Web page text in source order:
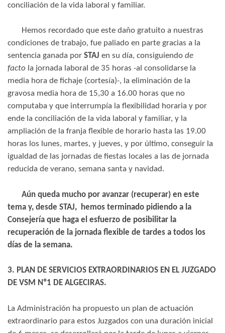
conciliación de la vida laboral y familiar.
Hemos recordado que este daño gratuito a nuestras
condiciones de trabajo, fue paliado en parte gracias a la
sentencia ganada por STAJ en su día, consiguiendo de
facto la jornada laboral de 35 horas -al consolidarse la
media hora de fichaje (cortesía)-, la eliminación de la
gravosa media hora de 15,30 a 16.00 horas que no
computaba y que interrumpía la flexibilidad horaria y por
ende la conciliación de la vida laboral y familiar, y la
ampliación de la franja flexible de horario hasta las 19.00
horas los lunes, martes, y jueves, y por último, conseguir la
igualdad de las jornadas de fiestas locales a las de jornada
reducida de verano, semana santa y navidad.
Aún queda mucho por avanzar (recuperar) en este
tema y, desde STAJ,
hemos terminado pidiendo a la
Consejería que haga el esfuerzo de posibilitar la
recuperación de la jornada flexible de tardes a todos los
días de la semana.
3. PLAN DE SERVICIOS EXTRAORDINARIOS EN EL JUZGADO
DE VSM Nº1 DE ALGECIRAS.
La Administración ha propuesto un plan de actuación
extraordinario para estos Juzgados con una duración inicial